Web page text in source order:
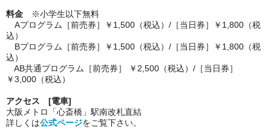
料金 ※小学生以下無料
Aプログラム［前売券］￥1,500（税込）/［当日券］￥1,800（税
込）
Bプログラム［前売券］￥1,500（税込）/［当日券］￥1,800（税
込）
AB共通プログラム［前売券］ ￥2,500（税込）/［当日券］
￥3,000（税込）
アクセス [電車]
大阪メトロ「心斎橋」駅南改札直結
詳しくは公式ページをご覧下さい。